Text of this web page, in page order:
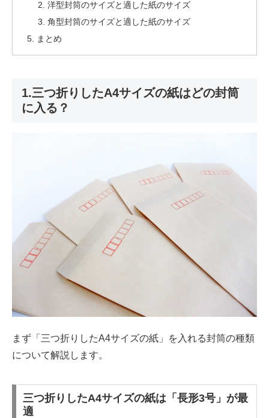
洋型封筒のサイズと適した紙のサイズ
角型封筒のサイズと適した紙のサイズ
まとめ
1.三つ折りしたA4サイズの紙はどの封筒
に入る？
まず「三つ折りしたA4サイズの紙」を入れる封筒の種類
について解説します。
三つ折りしたA4サイズの紙は「長形3号」が最
適